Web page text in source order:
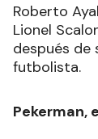
Roberto
Lionel
después
futbolista.
Pekerman,